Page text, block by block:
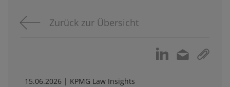
Zurück zur Übersicht
15.06.2026 | KPMG Law Insights